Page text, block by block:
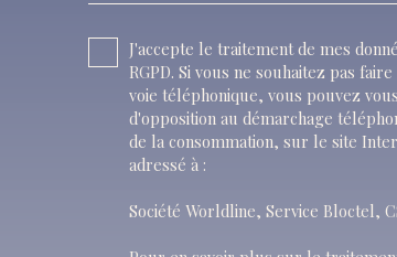
J'accepte le traitement de mes
RGPD. Si vous ne souhaitez pas
voie téléphonique, vous pouvez
d'opposition au démarchage
de la consommation, sur le site
adressé à :
Société Worldline, Service Bloctel,